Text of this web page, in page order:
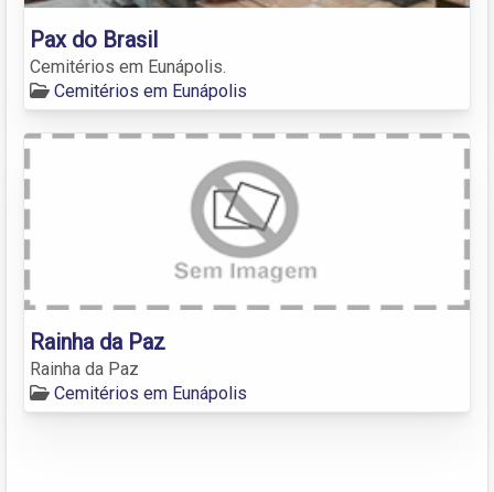
Pax do Brasil
Cemitérios em Eunápolis.
Cemitérios em Eunápolis
Rainha da Paz
Rainha da Paz
Cemitérios em Eunápolis